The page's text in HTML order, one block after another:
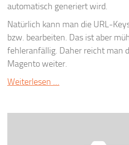
automatisch generiert wird.
Natürlich kann man die URL-
bzw. bearbeiten. Das ist aber
fehleranfällig. Daher reicht man
Magento weiter.
Weiterlesen …